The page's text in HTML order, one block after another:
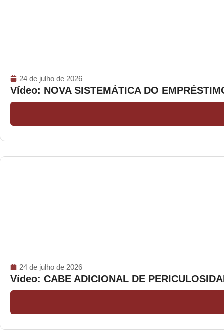
24 de julho de 2026
Vídeo: NOVA SISTEMÁTICA DO
24 de julho de 2026
Vídeo: CABE ADICIONAL DE